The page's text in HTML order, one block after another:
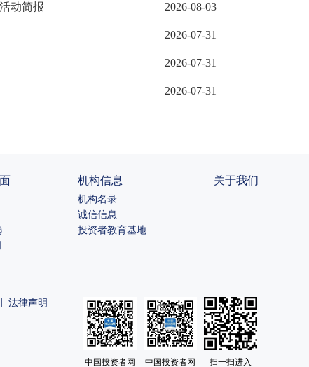
动简报 2026-08-03
2026-07-31
2026-07-31
2026-07-31
机构信息
机构名录
诚信信息
投资者教育基地
关于我们
法律声明
中国投资者网 中国投资者网 扫一扫进入